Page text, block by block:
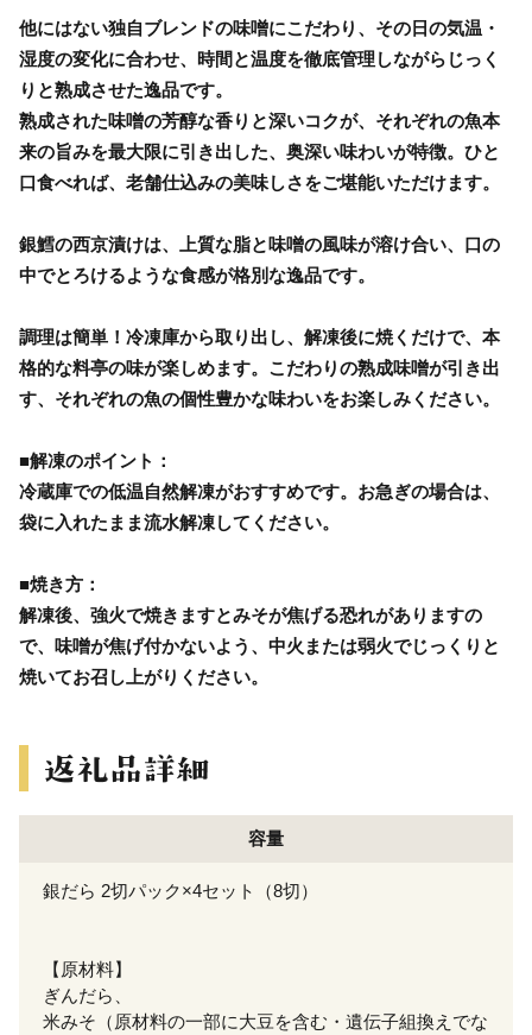
他にはない独自ブレンドの味噌にこだわり、その日の気温・
湿度の変化に合わせ、時間と温度を徹底管理しながらじっく
りと熟成させた逸品です。
熟成された味噌の芳醇な香りと深いコクが、それぞれの魚本
来の旨みを最大限に引き出した、奥深い味わいが特徴。ひと
口食べれば、老舗仕込みの美味しさをご堪能いただけます。
銀鱈の西京漬けは、上質な脂と味噌の風味が溶け合い、口の
中でとろけるような食感が格別な逸品です。
調理は簡単！冷凍庫から取り出し、解凍後に焼くだけで、本
格的な料亭の味が楽しめます。こだわりの熟成味噌が引き出
す、それぞれの魚の個性豊かな味わいをお楽しみください。
■解凍のポイント：
冷蔵庫での低温自然解凍がおすすめです。お急ぎの場合は、
袋に入れたまま流水解凍してください。
■焼き方：
解凍後、強火で焼きますとみそが焦げる恐れがありますの
で、味噌が焦げ付かないよう、中火または弱火でじっくりと
焼いてお召し上がりください。
容量
銀だら 2切パック×4セット（8切）
【原材料】
ぎんだら、
米みそ（原材料の一部に大豆を含む・遺伝子組換えでな